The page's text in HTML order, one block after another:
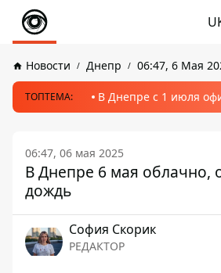
Новости Днепр 06:47, 6 Мая
ТОПТЕМА: В Днепре с 1 июля
06:47, 06 мая 2025
В Днепре 6 мая облачно,
дождь
София Скорик
РЕДАКТОР